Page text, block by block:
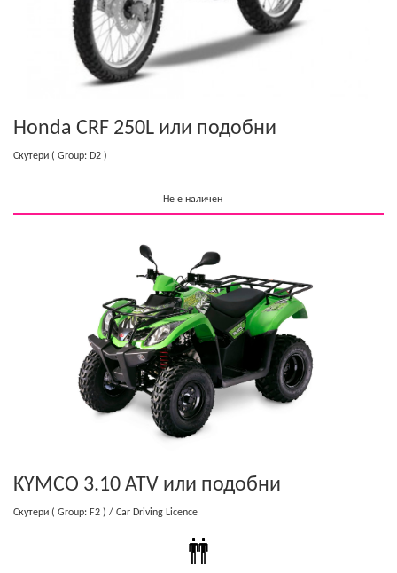
Honda CRF 250L или подобни
Скутери ( Group: D2 )
Не е наличен
KYMCO 3.10 ATV или подобни
Скутери ( Group: F2 ) / Car Driving Licence